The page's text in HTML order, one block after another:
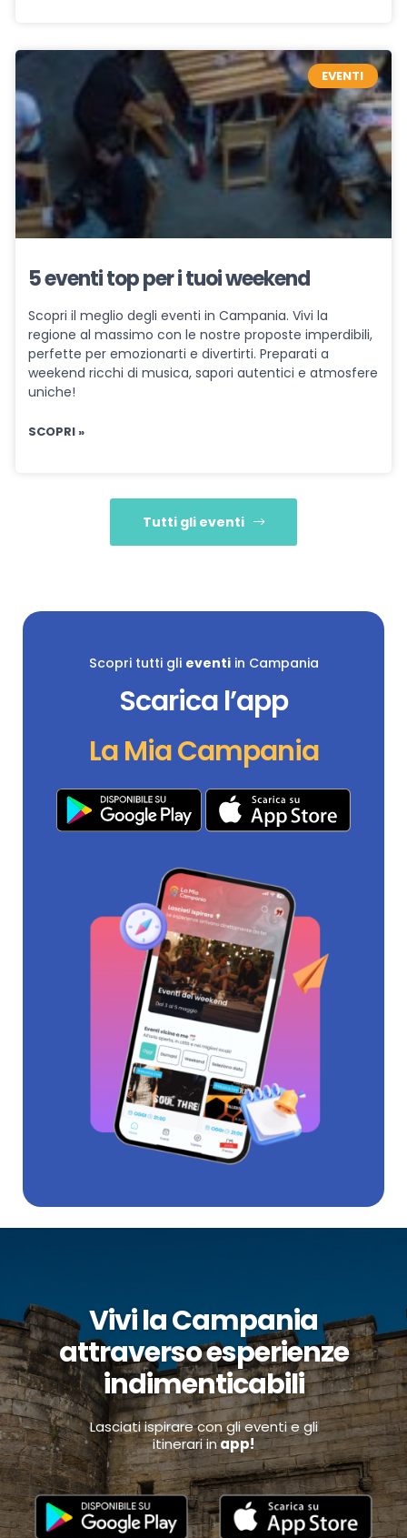
EVENTI
5 eventi top per i tuoi weekend
Scopri il meglio degli eventi in Campania. Vivi la
regione al massimo con le nostre proposte imperdibili,
perfette per emozionarti e divertirti. Preparati a
weekend ricchi di musica, sapori autentici e atmosfere
uniche!
SCOPRI »
Tutti gli eventi
Scopri tutti gli eventiin Campania
Scarica l’app
La Mia Campania
Vivi la Campania
attraverso esperienze
indimenticabili
Lasciati ispirare con gli eventi e gli
itinerari inapp!